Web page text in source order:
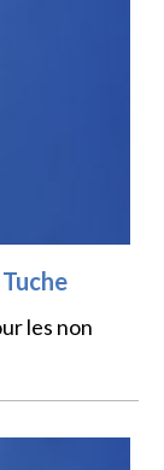
les non